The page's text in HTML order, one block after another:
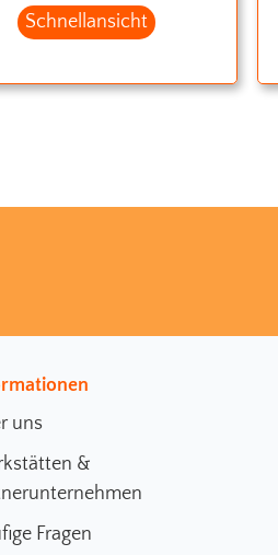
Schnellansicht
uns
&
Fragen